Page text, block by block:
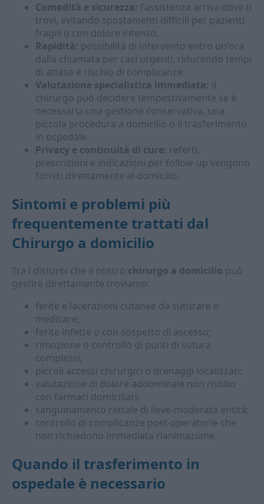
Comodità e sicurezza: l'assistenza arriva dove ti
trovi, evitando spostamenti difficili per pazienti
fragili o con dolore intenso.
Rapidità: possibilità di intervento entro un'ora
dalla chiamata per casi urgenti, riducendo tempi
di attesa e rischio di complicanze.
Valutazione specialistica immediata:
chirurgo può decidere tempestivamente se è
necessaria una gestione conservativa, una
piccola procedura a domicilio o il trasferimento
in ospedale.
Privacy e continuità di cure: referti,
prescrizioni e indicazioni per follow-up vengono
forniti direttamente al domicilio.
Sintomi e problemi più
frequentemente trattati dal
Chirurgo a domicilio
Tra i disturbi che il nostro chirurgo a domicilio può
gestire direttamente troviamo:
ferite e lacerazioni cutanee da suturare o
medicare;
ferite infette o con sospetto di ascesso;
rimozione o controllo di punti di sutura
complessi;
piccoli accessi chirurgici o drenaggi localizzati;
valutazione di dolore addominale non risolto
con farmaci domiciliari;
sanguinamento rettale di lieve-moderata entità;
controllo di complicanze post-operatorie che
non richiedono immediata rianimazione.
Quando il trasferimento in
ospedale è necessario